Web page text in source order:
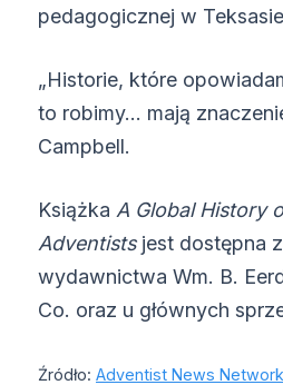
pedagogicznej w
„Historie, które
to robimy… mają
Campbell.
Książka A Global History
Adventistsjest dostępna
wydawnictwa Wm. B.
Co. oraz u głównych
Źródło: Adventist News Network